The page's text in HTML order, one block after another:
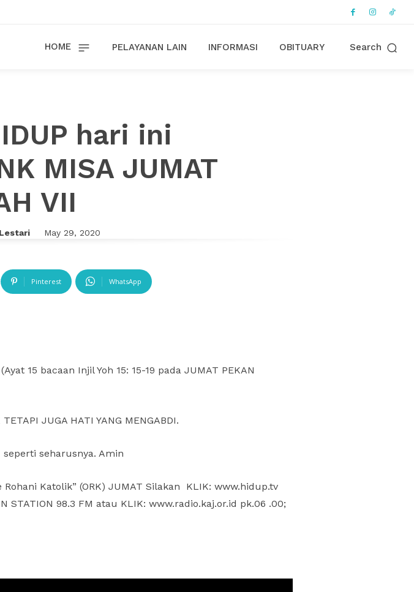
HOME PELAYANAN LAIN INFORMASI OBITUARY Search
hari ini
MISA JUMAT
VII
May 29, 2020
Pinterest WhatsApp
15 bacaan Injil Yoh 15: 15-19 pada JUMAT PEKAN
JUGA HATI YANG MENGABDI.
seharusnya. Amin
Katolik” (ORK) JUMAT Silakan KLIK: www.hidup.tv
STATION 98.3 FM atau KLIK: www.radio.kaj.or.id pk.06 .00;